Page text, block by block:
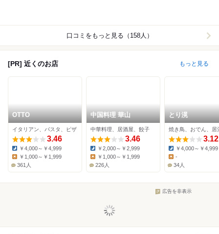
口コミをもっと見る（158人）
[PR] 近くのお店 もっと見る
OTTO
イタリアン、パスタ、ピザ
3.46
Dinner:
￥4,000～￥4,999
￥1,000～￥1,999
361人
中国料理 華山
中華料理、居酒屋、餃子
3.46
Dinner:
￥2,000～￥2,999
￥1,000～￥1,999
226人
とり滉
焼き鳥、おでん、居
3.12
Dinner:
￥4,000～￥4,999
Lunch:
-
34人
広告を非表示